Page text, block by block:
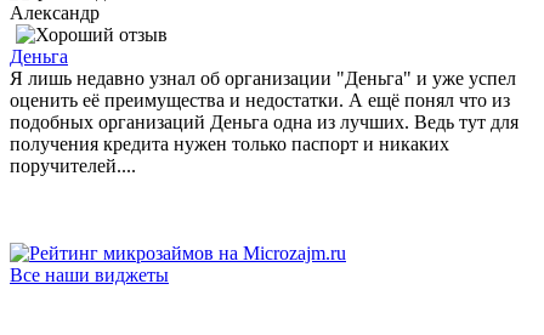
Александр
Деньга
Я лишь недавно узнал об организации "Деньга" и уже успел
оценить её преимущества и недостатки. А ещё понял что из
подобных организаций Деньга одна из лучших. Ведь тут для
получения кредита нужен только паспорт и никаких
поручителей....
Все наши виджеты